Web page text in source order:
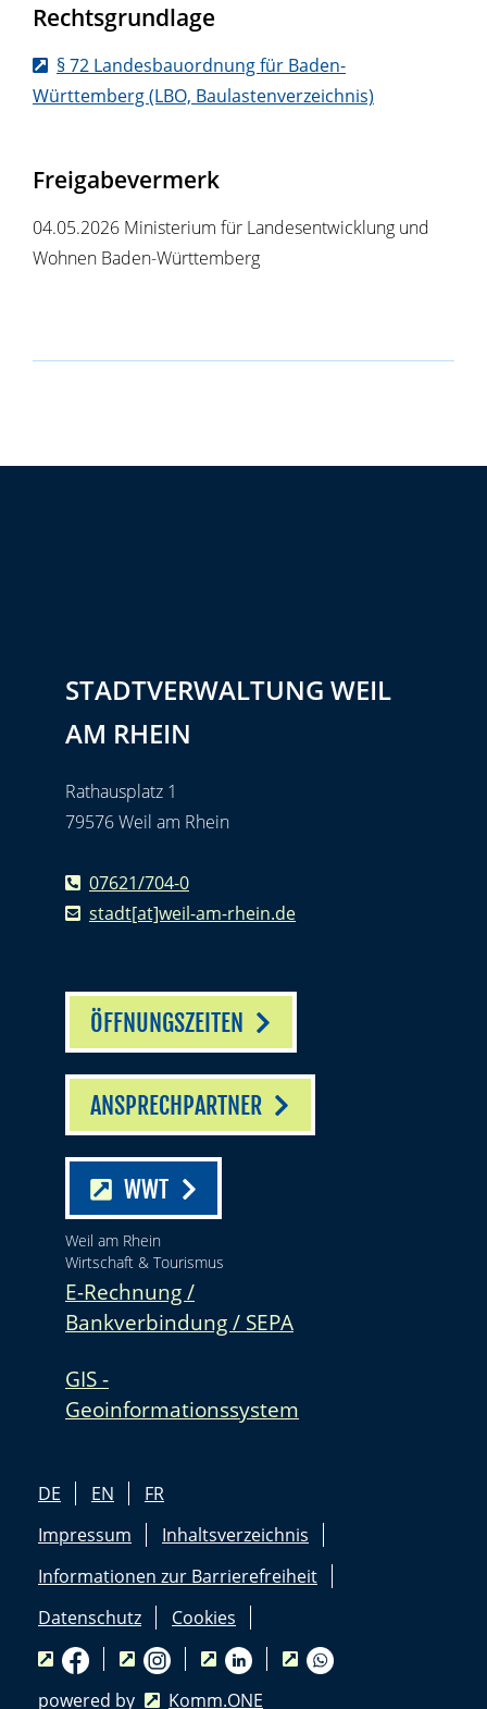
Rechtsgrundlage
§ 72 Landesbauordnung für Baden-
Württemberg (LBO, Baulastenverzeichnis)
Freigabevermerk
04.05.2026 Ministerium für Landesentwicklung und
Wohnen Baden-Württemberg
STADTVERWALTUNG WEIL
AM RHEIN
Rathausplatz 1
79576 Weil am Rhein
07621/704-0
stadt[at]weil-am-rhein.de
ÖFFNUNGSZEITEN
ANSPRECHPARTNER
WWT
Weil am Rhein
Wirtschaft & Tourismus
E-Rechnung /
Bankverbindung / SEPA
GIS -
Geoinformationssystem
DE EN
FR
Impressum
Inhaltsverzeichnis
Informationen zur Barrierefreiheit
Datenschutz
Cookies
powered by Komm.ONE